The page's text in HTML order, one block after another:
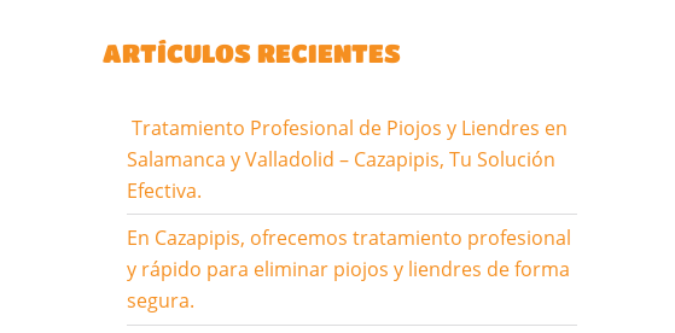
ARTÍCULOS RECIENTES
Tratamiento Profesional de Piojos y Liendres en
Salamanca y Valladolid – Cazapipis, Tu Solución
Efectiva.
En Cazapipis, ofrecemos tratamiento profesional
y rápido para eliminar piojos y liendres de forma
segura.